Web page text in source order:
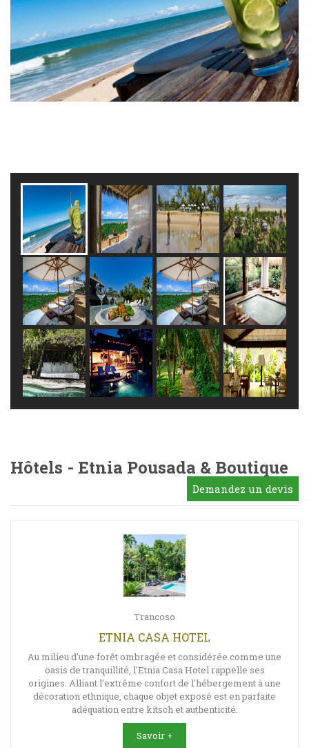
Hôtels - Etnia Pousada & Boutique
Demandez un devis
Trancoso
ETNIA CASA HOTEL
Au milieu d'une forêt ombragée et considérée comme une
oasis de tranquillité, l'Etnia Casa Hotel rappelle ses
origines. Alliant l'extrême confort de l'hébergement à une
décoration ethnique, chaque objet exposé est en parfaite
adéquation entre kitsch et authenticité.
Savoir +